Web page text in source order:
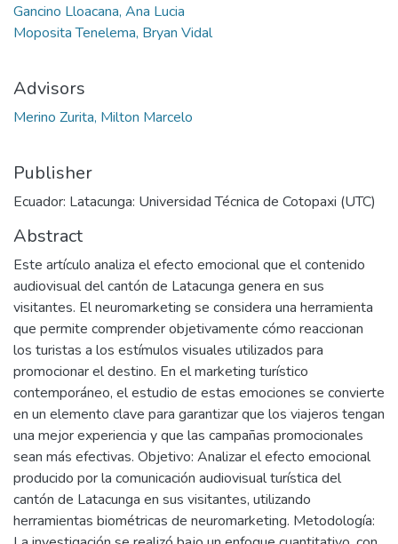
Gancino Lloacana, Ana Lucia
Moposita Tenelema, Bryan Vidal
Advisors
Merino Zurita, Milton Marcelo
Publisher
Ecuador: Latacunga: Universidad Técnica de Cotopaxi (UTC)
Abstract
Este artículo analiza el efecto emocional que el contenido
audiovisual del cantón de Latacunga genera en sus
visitantes. El neuromarketing se considera una herramienta
que permite comprender objetivamente cómo reaccionan
los turistas a los estímulos visuales utilizados para
promocionar el destino. En el marketing turístico
contemporáneo, el estudio de estas emociones se convierte
en un elemento clave para garantizar que los viajeros tengan
una mejor experiencia y que las campañas promocionales
sean más efectivas. Objetivo: Analizar el efecto emocional
producido por la comunicación audiovisual turística del
cantón de Latacunga en sus visitantes, utilizando
herramientas biométricas de neuromarketing. Metodología: